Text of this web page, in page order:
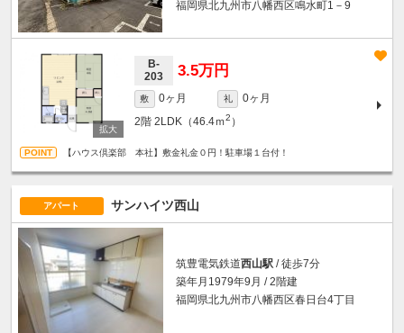
福岡県北九州市八幡西区鳴水町1－9
B-
203
3.5万円
敷 0ヶ月 礼
0ヶ月
2階 2LDK（46.4ｍ2 ）
【ハウス倶楽部 本社】敷金礼金０円！駐車場１台付！
アパート サンハイツ西山
筑豊電気鉄道西山駅 / 徒歩7分
築年月1979年9月 / 2階建
福岡県北九州市八幡西区春日台4丁目